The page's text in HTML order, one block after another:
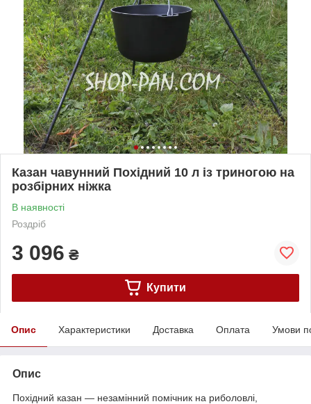
Казан чавунний Похідний 10 л із триногою на
розбірних ніжка
В наявності
Роздріб
3 096 ₴
Купити
Опис Характеристики Доставка Оплата Умови
Опис
Похідний казан — незамінний помічник на риболовлі,